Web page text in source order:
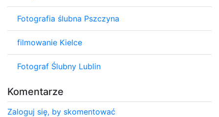
Fotografia ślubna Pszczyna
filmowanie Kielce
Fotograf Ślubny Lublin
Komentarze
Zaloguj się, by skomentować